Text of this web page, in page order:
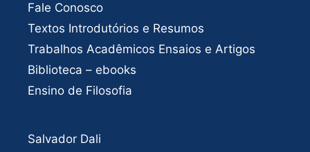
Fale Conosco
Textos Introdutórios e Resumos
Trabalhos Acadêmicos Ensaios e Artigos
Biblioteca – ebooks
Ensino de Filosofia
Salvador Dali